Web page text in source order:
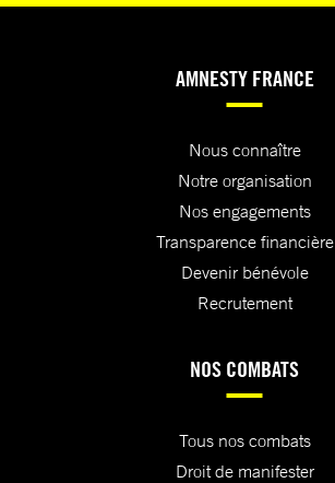
AMNESTY FRANCE
Nous connaître
Notre organisation
Nos engagements
Transparence financière
Devenir bénévole
Recrutement
NOS COMBATS
Tous nos combats
Droit de manifester